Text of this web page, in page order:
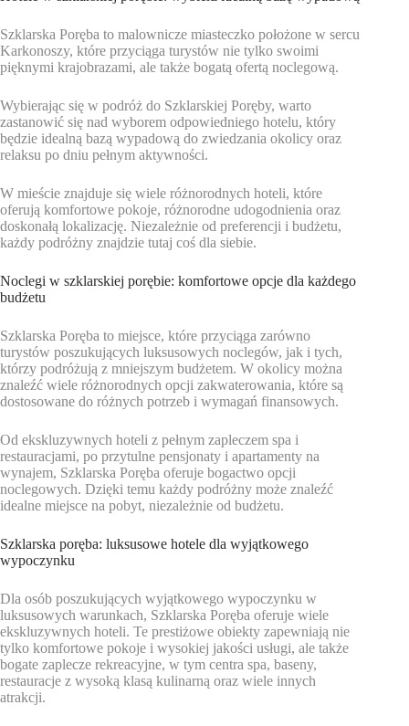
Szklarska Poręba to malownicze miasteczko położone w sercu
Karkonoszy, które przyciąga turystów nie tylko swoimi
pięknymi krajobrazami, ale także bogatą ofertą noclegową.
Wybierając się w podróż do Szklarskiej Poręby, warto
zastanowić się nad wyborem odpowiedniego hotelu, który
będzie idealną bazą wypadową do zwiedzania okolicy oraz
relaksu po dniu pełnym aktywności.
W mieście znajduje się wiele różnorodnych hoteli, które
oferują komfortowe pokoje, różnorodne udogodnienia oraz
doskonałą lokalizację. Niezależnie od preferencji i budżetu,
każdy podróżny znajdzie tutaj coś dla siebie.
Noclegi w szklarskiej porębie: komfortowe opcje dla każdego
budżetu
Szklarska Poręba to miejsce, które przyciąga zarówno
turystów poszukujących luksusowych noclegów, jak i tych,
którzy podróżują z mniejszym budżetem. W okolicy można
znaleźć wiele różnorodnych opcji zakwaterowania, które są
dostosowane do różnych potrzeb i wymagań finansowych.
Od ekskluzywnych hoteli z pełnym zapleczem spa i
restauracjami, po przytulne pensjonaty i apartamenty na
wynajem, Szklarska Poręba oferuje bogactwo opcji
noclegowych. Dzięki temu każdy podróżny może znaleźć
idealne miejsce na pobyt, niezależnie od budżetu.
Szklarska poręba: luksusowe hotele dla wyjątkowego
wypoczynku
Dla osób poszukujących wyjątkowego wypoczynku w
luksusowych warunkach, Szklarska Poręba oferuje wiele
ekskluzywnych hoteli. Te prestiżowe obiekty zapewniają nie
tylko komfortowe pokoje i wysokiej jakości usługi, ale także
bogate zaplecze rekreacyjne, w tym centra spa, baseny,
restauracje z wysoką klasą kulinarną oraz wiele innych
atrakcji.